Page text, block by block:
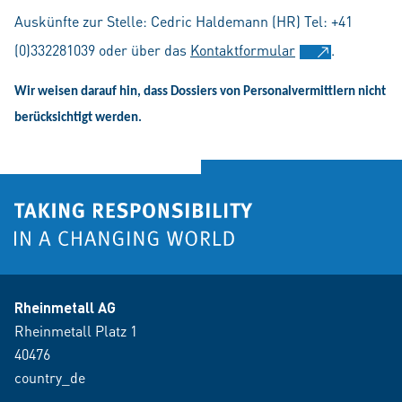
Auskünfte zur Stelle: Cedric Haldemann (HR) Tel: +41
(0)332281039 oder über das Kontaktformular .
Wir weisen darauf hin, dass Dossiers von Personalvermittlern nicht
berücksichtigt werden.
Rheinmetall AG
Rheinmetall Platz 1
40476
country_de